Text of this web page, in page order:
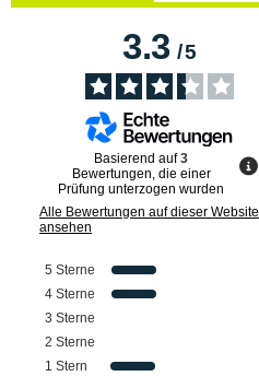
3.3/5
Basierend auf3
Bewertungen, die einer
Prüfung unterzogen wurden
Alle Bewertungen auf dieser Website
ansehen
5 Sterne
4 Sterne
3 Sterne
2 Sterne
1 Stern